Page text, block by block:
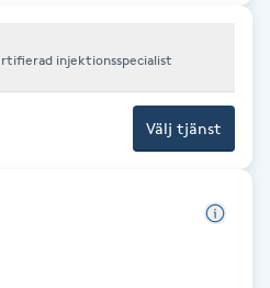
Certifierad injektionsspecialist
Välj tjänst